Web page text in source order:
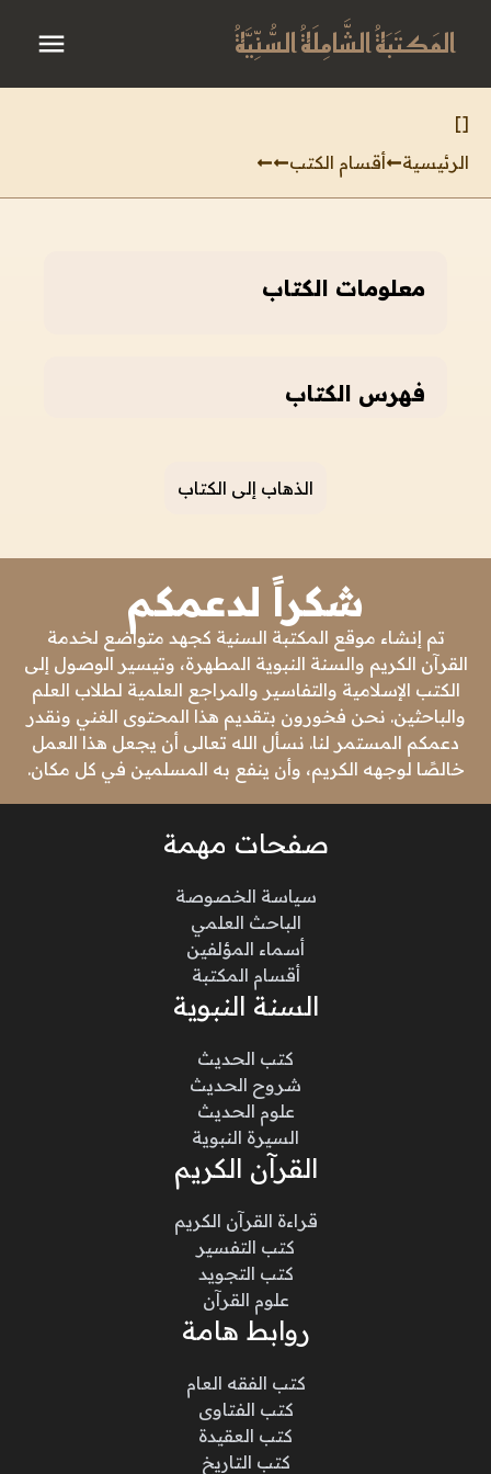
المَكتَبَةُ الشَّامِلَةُ السُّنِّيَّةُ
[
]
الرئيسية
أقسام الكتب
معلومات الكتاب
فهرس الكتاب
الذهاب إلى الكتاب
شكراً لدعمكم
تم إنشاء موقع المكتبة السنية كجهد متواضع لخدمة
القرآن الكريم والسنة النبوية المطهرة، وتيسير الوصول إلى
الكتب الإسلامية والتفاسير والمراجع العلمية لطلاب العلم
والباحثين. نحن فخورون بتقديم هذا المحتوى الغني ونقدر
دعمكم المستمر لنا. نسأل الله تعالى أن يجعل هذا العمل
خالصًا لوجهه الكريم، وأن ينفع به المسلمين في كل مكان.
صفحات مهمة
سياسة الخصوصة
الباحث العلمي
أسماء المؤلفين
أقسام المكتبة
السنة النبوية
كتب الحديث
شروح الحديث
علوم الحديث
السيرة النبوية
القرآن الكريم
قراءة القرآن الكريم
كتب التفسير
كتب التجويد
علوم القرآن
روابط هامة
كتب الفقه العام
كتب الفتاوى
كتب العقيدة
كتب التاريخ